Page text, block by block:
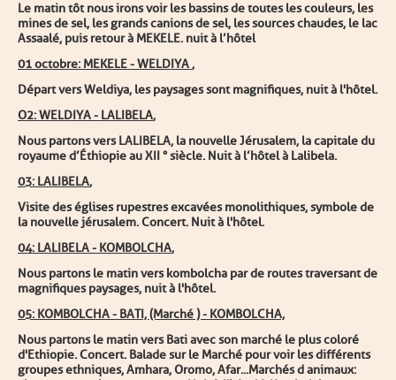
Le matin tôt nous irons voir les bassins de toutes les couleurs, les
mines de sel, les grands canions de sel, les sources chaudes, le lac
Assaalé, puis retour à MEKELE. nuit à l’hôtel
01 octobre: MEKELE - WELDIYA,
Départ vers Weldiya, les paysages sont magnifiques, nuit à l'hôtel.
O2: WELDIYA - LALIBELA,
Nous partons vers LALIBELA, la nouvelle Jérusalem, la capitaledu
royaume d’Éthiopie au XII ° siècle. Nuit à l’hôtel à Lalibela.
03: LALIBELA,
Visite des églises rupestres excavées monolithiques, symbole de
la nouvelle jérusalem. Concert. Nuit à l'hôtel.
04 : LALIBELA - KOMBOLCHA,
Nous partons le matin vers kombolcha par de routes traversant de
magnifiques paysages, nuit à l'hôtel.
05: KOMBOLCHA - BATI, (Marché ) - KOMBOLCHA,
Nous partons le matin vers Bati avec son marché le pluscoloré
d'Ethiopie. Concert. Balade sur le Marché pour voir les différents
groupes ethniques, Amhara, Oromo, Afar...Marchés d animaux: